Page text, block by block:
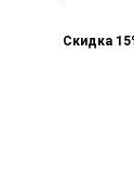
Скидка